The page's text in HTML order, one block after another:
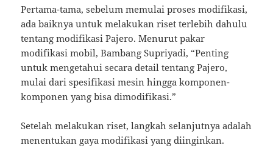
Pertama-tama, sebelum memulai proses modifikasi,
ada baiknya untuk melakukan riset terlebih dahulu
tentang modifikasi Pajero. Menurut pakar
modifikasi mobil, Bambang Supriyadi, “Penting
untuk mengetahui secara detail tentang Pajero,
mulai dari spesifikasi mesin hingga komponen-
komponen yang bisa dimodifikasi.”
Setelah melakukan riset, langkah selanjutnya adalah
menentukan gaya modifikasi yang diinginkan.